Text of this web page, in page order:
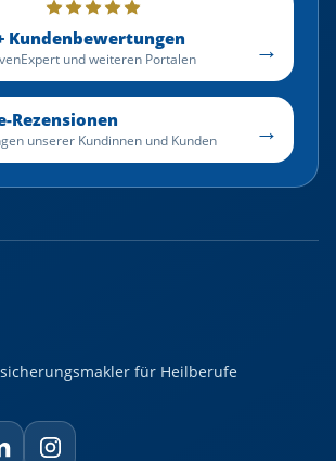
Kundenbewertungen
und weiteren Portalen →
Rezensionen
unserer Kundinnen und Kunden →
für Heilberufe